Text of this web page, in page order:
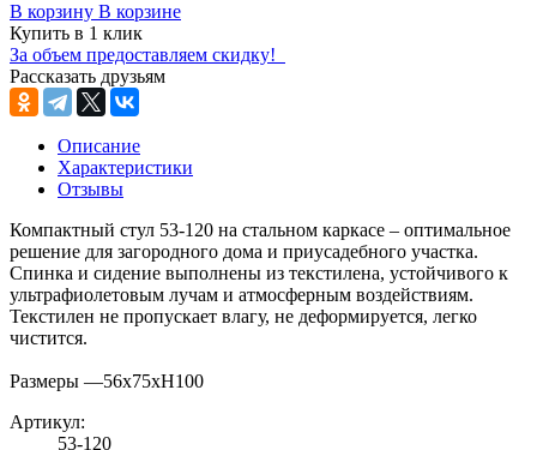
В корзину В корзине
Купить в 1 клик
За объем предоставляем скидку!
Рассказать друзьям
Описание
Характеристики
Отзывы
Компактный стул 53-120 на стальном каркасе – оптимальное
решение для загородного дома и приусадебного участка.
Спинка и сидение выполнены из текстилена, устойчивого к
ультрафиолетовым лучам и атмосферным воздействиям.
Текстилен не пропускает влагу, не деформируется, легко
чистится.
Размеры —56х75хН100
Артикул:
53-120